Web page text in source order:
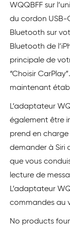
WQQBFF sur
du cordon USB-
Bluetooth sur
Bluetooth de
principale de
“Choisir
maintenant
L’adaptateur
également être
prend en
demander à Siri
que vous
lecture de
L’adaptateur
commandes au
No products